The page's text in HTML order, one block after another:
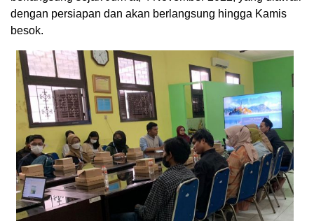
dengan persiapan dan akan berlangsung hingga Kamis
besok.